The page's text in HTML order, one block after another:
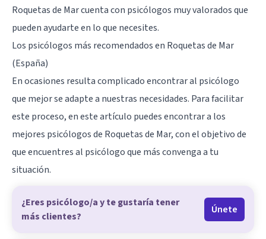
Roquetas de Mar cuenta con psicólogos muy valorados que
pueden ayudarte en lo que necesites.
Los psicólogos más recomendados en Roquetas de Mar
(España)
En ocasiones resulta complicado encontrar al psicólogo
que mejor se adapte a nuestras necesidades. Para facilitar
este proceso, en este artículo puedes encontrar a los
mejores psicólogos de Roquetas de Mar, con el objetivo de
que encuentres al psicólogo que más convenga a tu
situación.
¿Eres psicólogo/a y te gustaría tener
más clientes?
Únete